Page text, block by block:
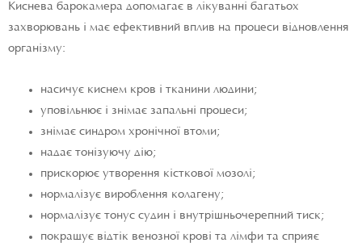
Киснева барокамера допомагає в лікуванні багатьох
захворювань і має ефективний вплив на процеси відновлення
організму:
насичує киснем кров і тканини людини;
уповільнює і знімає запальні процеси;
знімає синдром хронічної втоми;
надає тонізуючу дію;
прискорює утворення кісткової мозолі;
нормалізує вироблення колагену;
нормалізує тонус судин і внутрішньочерепний тиск;
покращує відтік венозної крові та лімфи та сприяє